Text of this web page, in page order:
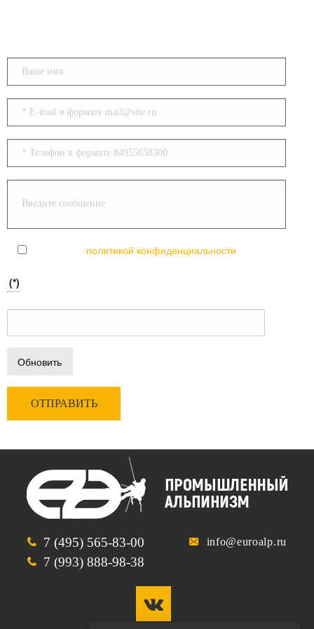
политикой конфиденциальности
(*)
Обновить
7 (495) 565-83-00
7 (993) 888-98-38
info@euroalp.ru